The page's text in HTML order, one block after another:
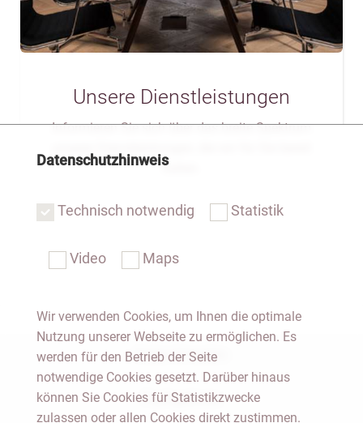
Unsere Dienstleistungen
Informieren Sie sich über das breite Spektrum
halten.
Notar Dresden
Fachgebiete
Datenschutzhinweis
Technisch notwendig Statistik
Video Maps
Wir verwenden Cookies, um Ihnen die optimale
Nutzung unserer Webseite zu ermöglichen. Es
werden für den Betrieb der Seite
notwendige Cookies gesetzt. Darüber hinaus
können Sie Cookies für Statistikzwecke
zulassen oder allen Cookies direkt zustimmen.